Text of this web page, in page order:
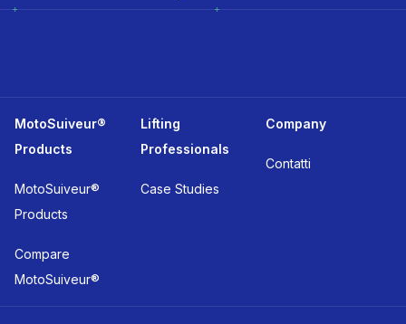
MotoSuiveur®
Products
MotoSuiveur®
Products
Compare
MotoSuiveur®
Lifting
Professionals
Case Studies
Company
Contatti